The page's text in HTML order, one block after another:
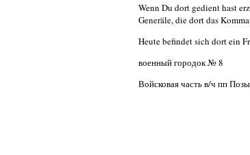
Wenn Du dort gedient hast
Generäle, die dort das
Heute befindet sich dort ein
военный городок № 8
Войсковая часть в/ч пп